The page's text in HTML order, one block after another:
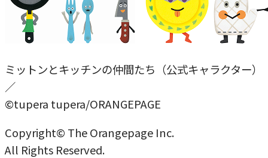
ミットンとキッチンの仲間たち（公式キャラクター）
／
©tupera tupera/ORANGEPAGE
Copyright© The Orangepage Inc.
All Rights Reserved.